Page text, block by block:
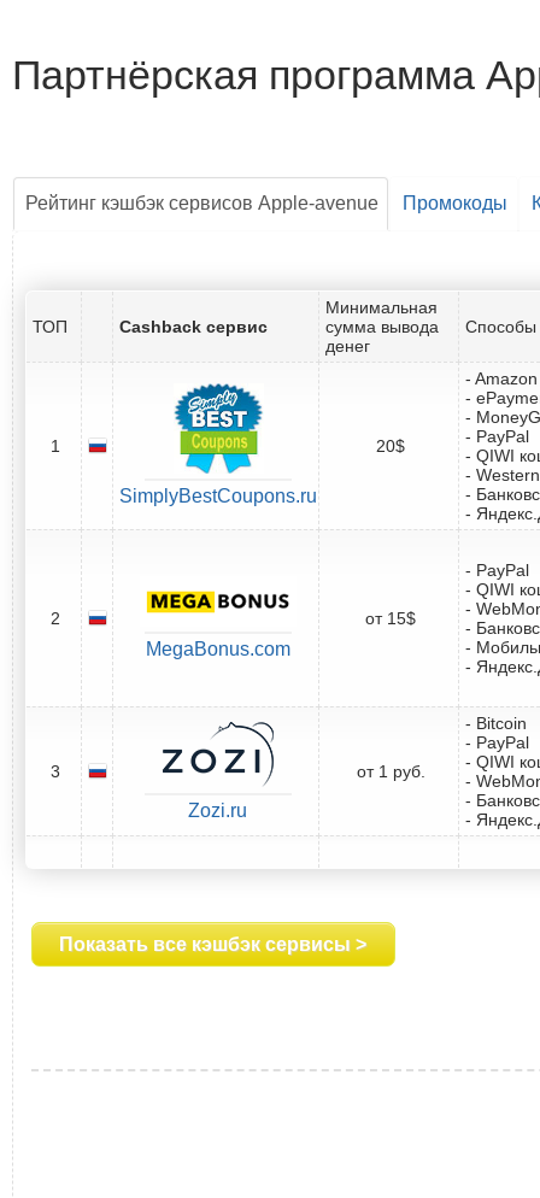
Партнёрская программа
Рейтинг кэшбэк сервисов Apple-avenue Промокоды
ТОП Cashback сервис
Минимальная
сумма вывода
денег
Способы
1
SimplyBestCoupons.ru
20$
-
-
-
- PayPal
- QIWI
-
-
-
2
MegaBonus.com
от 15$
- PayPal
- QIWI
-
-
-
-
3
Zozi.ru
от 1 руб.
- Bitcoin
- PayPal
- QIWI
-
-
-
Показать все кэшбэк сервисы >